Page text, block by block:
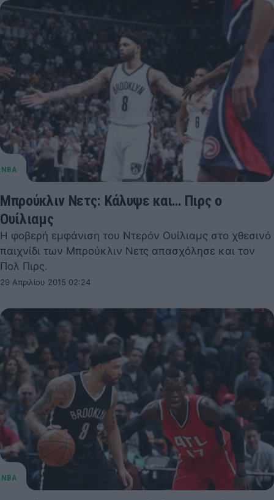
Μπρούκλιν Νετς: Κάλυψε και… Πιρς ο
Ουίλιαμς
Η φοβερή εμφάνιση του Ντερόν Ουίλιαμς στο χθεσινό
παιχνίδι των Μπρούκλιν Νετς απασχόλησε και τον
Πολ Πιρς.
29 Απριλίου 2015 02:24